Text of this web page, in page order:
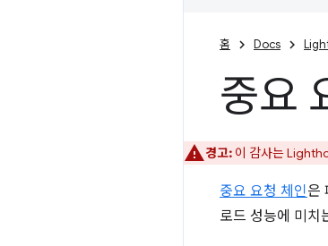
홈 Docs
중요
경고: 이 감사는
중요 요청 체인은
로드 성능에 미치